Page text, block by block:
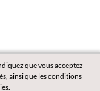
que vous acceptez
ainsi que les conditions